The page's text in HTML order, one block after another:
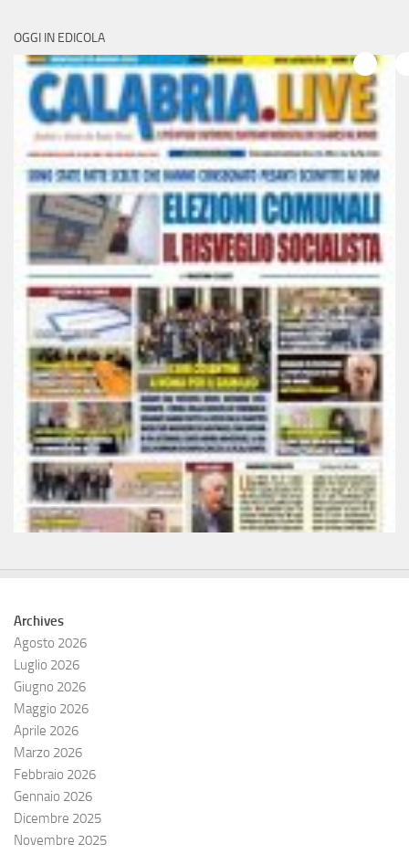
OGGI IN EDICOLA
Archives
Agosto 2026
Luglio 2026
Giugno 2026
Maggio 2026
Aprile 2026
Marzo 2026
Febbraio 2026
Gennaio 2026
Dicembre 2025
Novembre 2025